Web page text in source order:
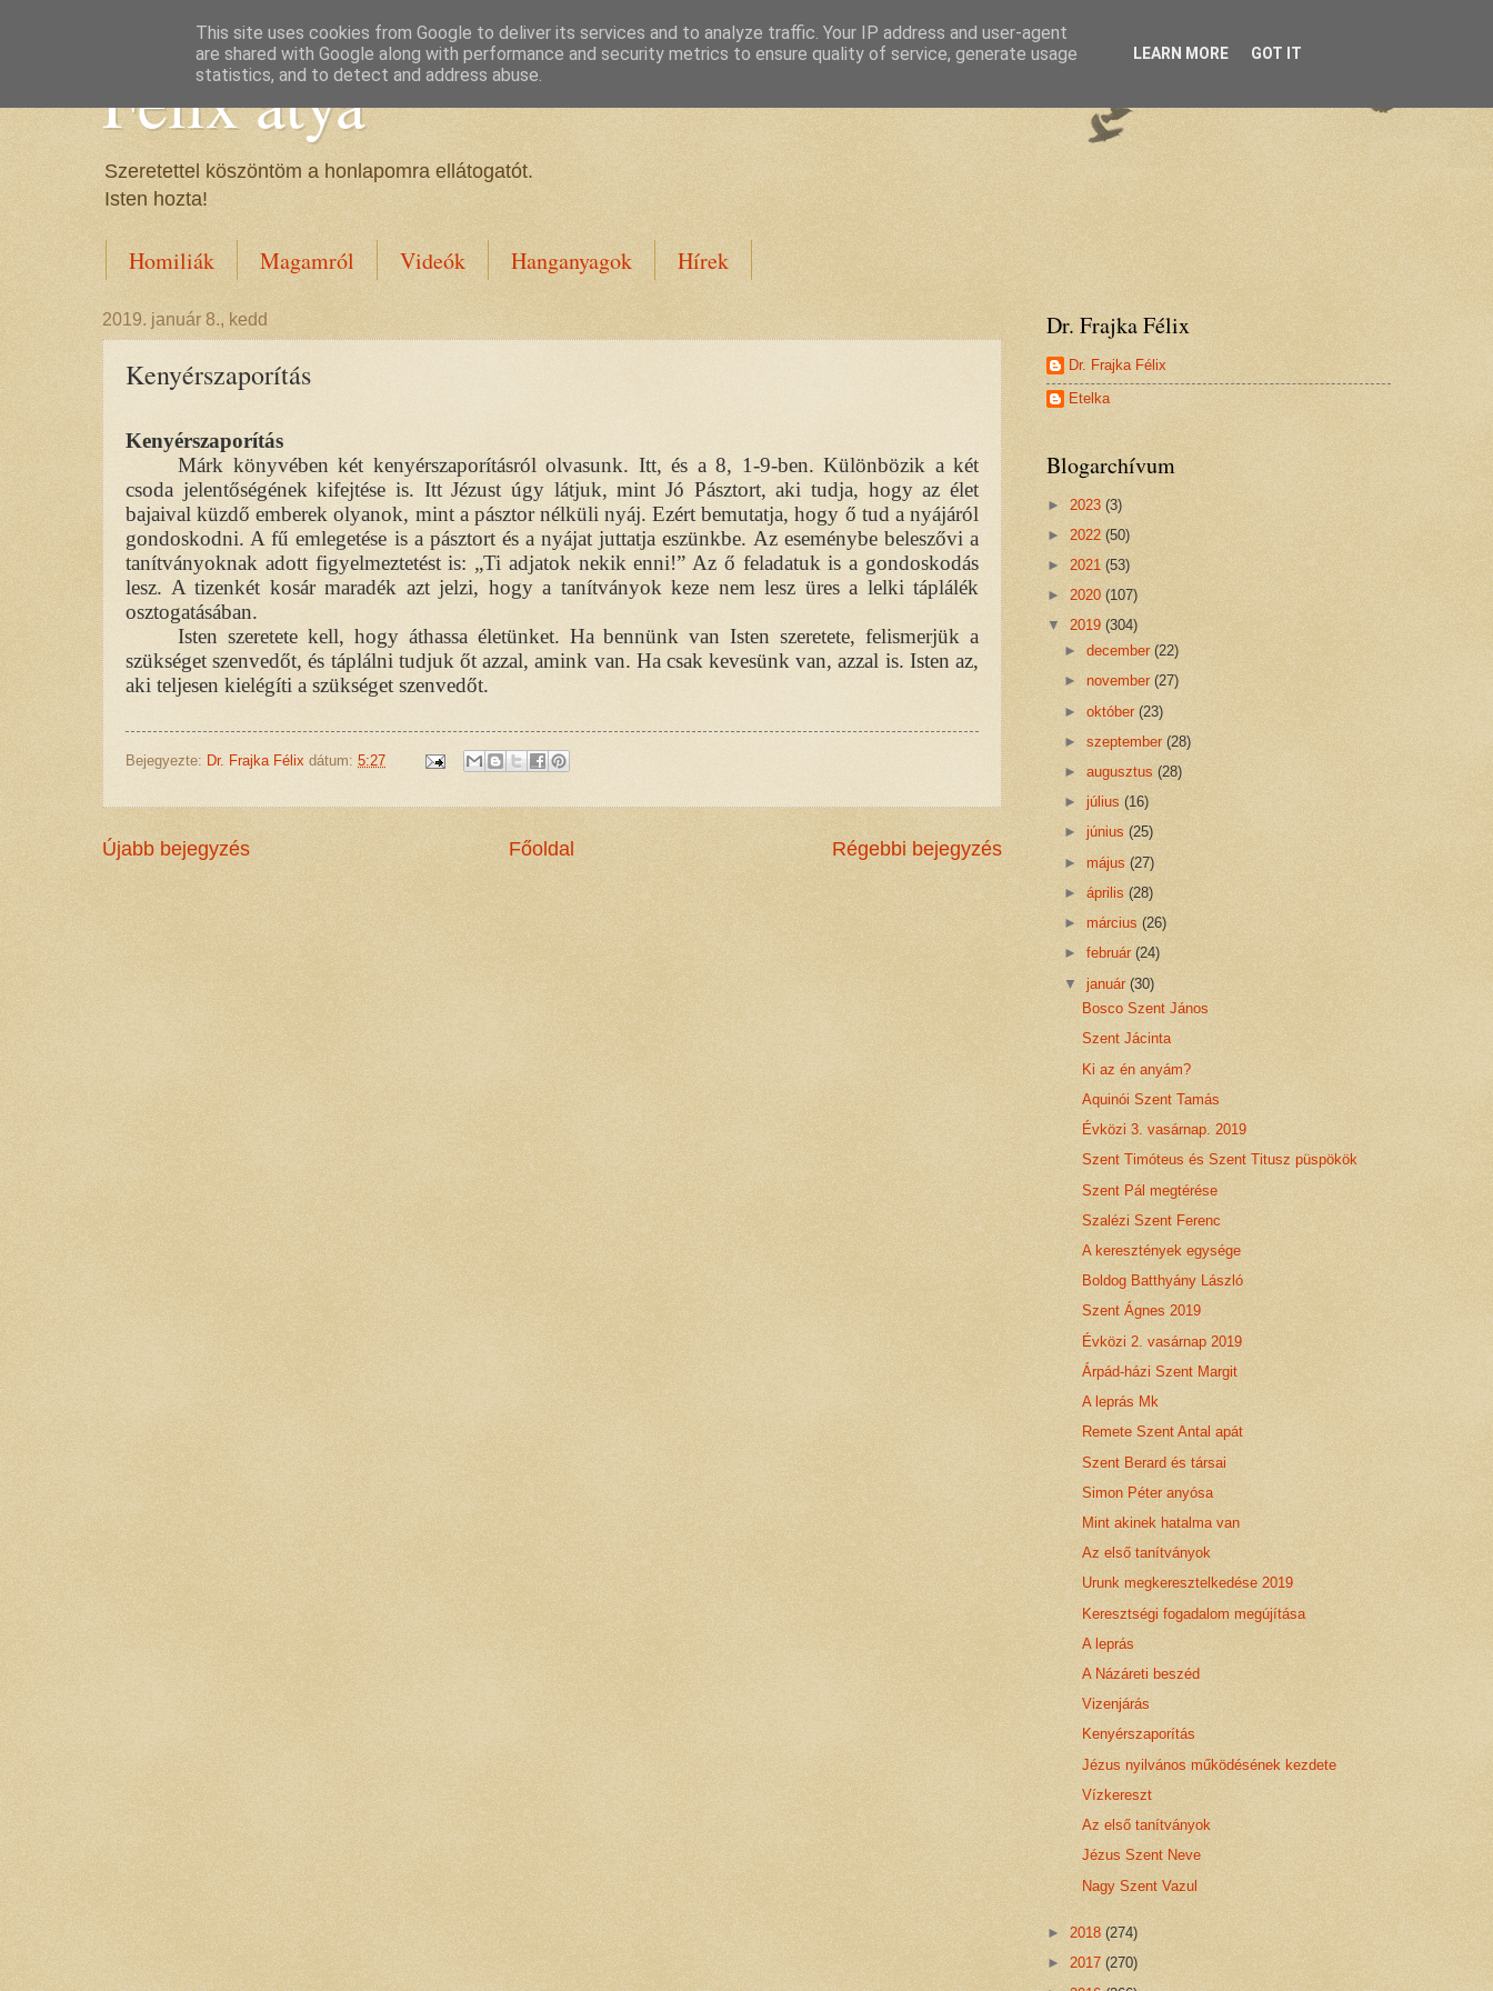
Félix atya
Szeretettel köszöntöm a honlapomra ellátogatót.
Isten hozta!
Homiliák Magamról Videók Hanganyagok Hírek
2019. január 8., kedd
Kenyérszaporítás
Kenyérszaporítás
Márk könyvében két kenyérszaporításról olvasunk. Itt, és a 8, 1-9-ben. Különbözik a két
csoda jelentőségének kifejtése is. Itt Jézust úgy látjuk, mint Jó Pásztort, aki tudja, hogy az élet
bajaival küzdő emberek olyanok, mint a pásztor nélküli nyáj. Ezért bemutatja, hogy ő tud a nyájáról
gondoskodni. A fű emlegetése is a pásztort és a nyájat juttatja eszünkbe. Az eseménybe beleszővi a
tanítványoknak adott figyelmeztetést is: „Ti adjatok nekik enni!” Az ő feladatuk is a gondoskodás
lesz. A tizenkét kosár maradék azt jelzi, hogy a tanítványok keze nem lesz üres a lelki táplálék
osztogatásában.
Isten szeretete kell, hogy áthassa életünket. Ha bennünk van Isten szeretete, felismerjük a
szükséget szenvedőt, és táplálni tudjuk őt azzal, amink van. Ha csak kevesünk van, azzal is. Isten az,
aki teljesen kielégíti a szükséget szenvedőt.
Bejegyezte: Dr. Frajka Félix dátum: 5:27
Újabb bejegyzés Régebbi bejegyzés
Főoldal
Dr. Frajka Félix
Dr. Frajka Félix
Etelka
Blogarchívum
► 2023 (3)
► 2022 (50)
► 2021 (53)
► 2020 (107)
▼ 2019 (304)
►december(22)
►november(27)
►október(23)
►szeptember(28)
►augusztus(28)
►július(16)
►június(25)
► május(27)
►április(28)
►március(26)
►február(24)
▼január(30)
Bosco Szent János
Szent Jácinta
Ki az én anyám?
Aquinói Szent Tamás
Évközi 3. vasárnap. 2019
Szent Timóteus és Szent Titusz püspökök
Szent Pál megtérése
Szalézi Szent Ferenc
A keresztények egysége
Boldog Batthyány László
Szent Ágnes 2019
Évközi 2. vasárnap 2019
Árpád-házi Szent Margit
A leprás Mk
Remete Szent Antal apát
Szent Berard és társai
Simon Péter anyósa
Mint akinek hatalma van
Az első tanítványok
Urunk megkeresztelkedése 2019
Keresztségi fogadalom megújítása
A leprás
A Názáreti beszéd
Vizenjárás
Kenyérszaporítás
Jézus nyilvános működésének kezdete
Vízkereszt
Az első tanítványok
Jézus Szent Neve
Nagy Szent Vazul
► 2018 (274)
► 2017 (270)
This site uses cookies from Google to deliver its services and to analyze traffic. Your IP address and user-agent
are shared with Google along with performance and security metrics to ensure quality of service, generate usage
statistics, and to detect and address abuse.
LEARN MORE GOT IT